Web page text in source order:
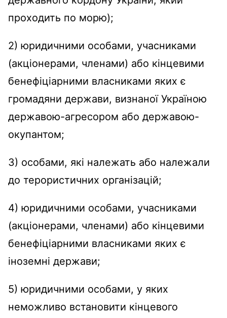
проходить по морю);
2) юридичними особами, учасниками
(акціонерами, членами) або кінцевими
бенефіціарними власниками яких є
громадяни держави, визнаної Україною
державою-агресором або державою-
окупантом;
3) особами, які належать або належали
до терористичних організацій;
4) юридичними особами, учасниками
(акціонерами, членами) або кінцевими
бенефіціарними власниками яких є
іноземні держави;
5) юридичними особами, у яких
неможливо встановити кінцевого